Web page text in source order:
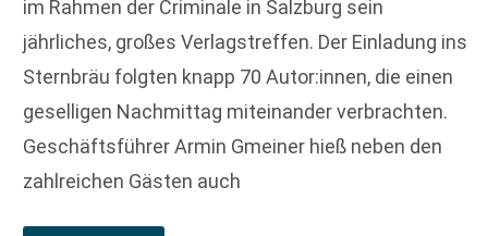
im Rahmen der Criminale in Salzburg sein
jährliches, großes Verlagstreffen. Der Einladung ins
Sternbräu folgten knapp 70 Autor:innen, die einen
geselligen Nachmittag miteinander verbrachten.
Geschäftsführer Armin Gmeiner hieß neben den
zahlreichen Gästen auch